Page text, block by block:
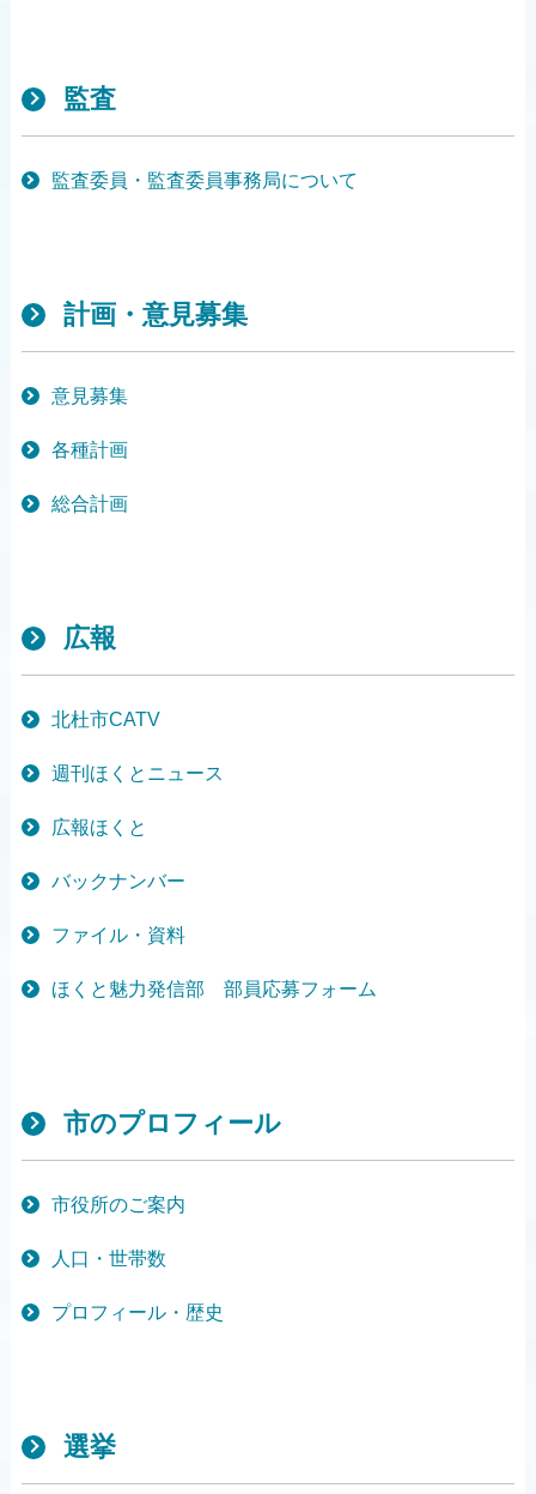
監査
監査委員・監査委員事務局について
計画・意見募集
意見募集
各種計画
総合計画
広報
北杜市CATV
週刊ほくとニュース
広報ほくと
バックナンバー
ファイル・資料
ほくと魅力発信部 部員応募フォーム
市のプロフィール
市役所のご案内
人口・世帯数
プロフィール・歴史
選挙